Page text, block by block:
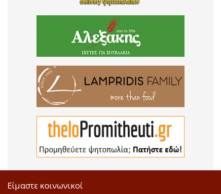
Είμαστε κοινωνικοί